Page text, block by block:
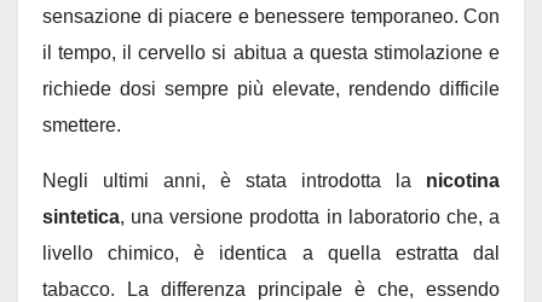
sensazione di piacere e benessere temporaneo. Con
il tempo, il cervello si abitua a questa stimolazione e
richiede dosi sempre più elevate, rendendo difficile
smettere.
Negli ultimi anni, è stata introdotta la nicotina
sintetica, una versione prodotta in laboratorio che, a
livello chimico, è identica a quella estratta dal
tabacco. La differenza principale è che, essendo